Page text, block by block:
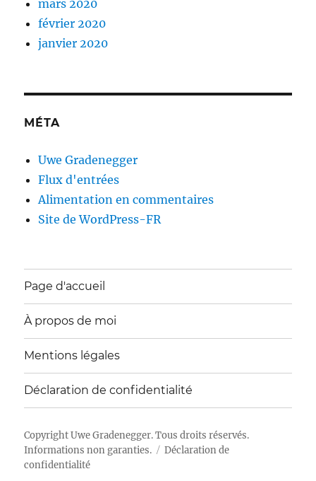
mars 2020
février 2020
janvier 2020
MÉTA
Uwe Gradenegger
Flux d'entrées
Alimentation en commentaires
Site de WordPress-FR
Page d'accueil
À propos de moi
Mentions légales
Déclaration de confidentialité
CopyrightUwe Gradenegger. Tous droits réservés.
Informations non garanties.
Déclaration de
confidentialité